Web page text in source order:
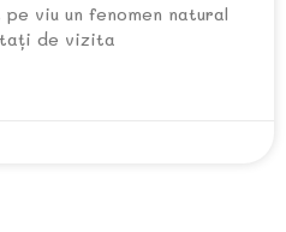
viu un fenomen natural
de vizita